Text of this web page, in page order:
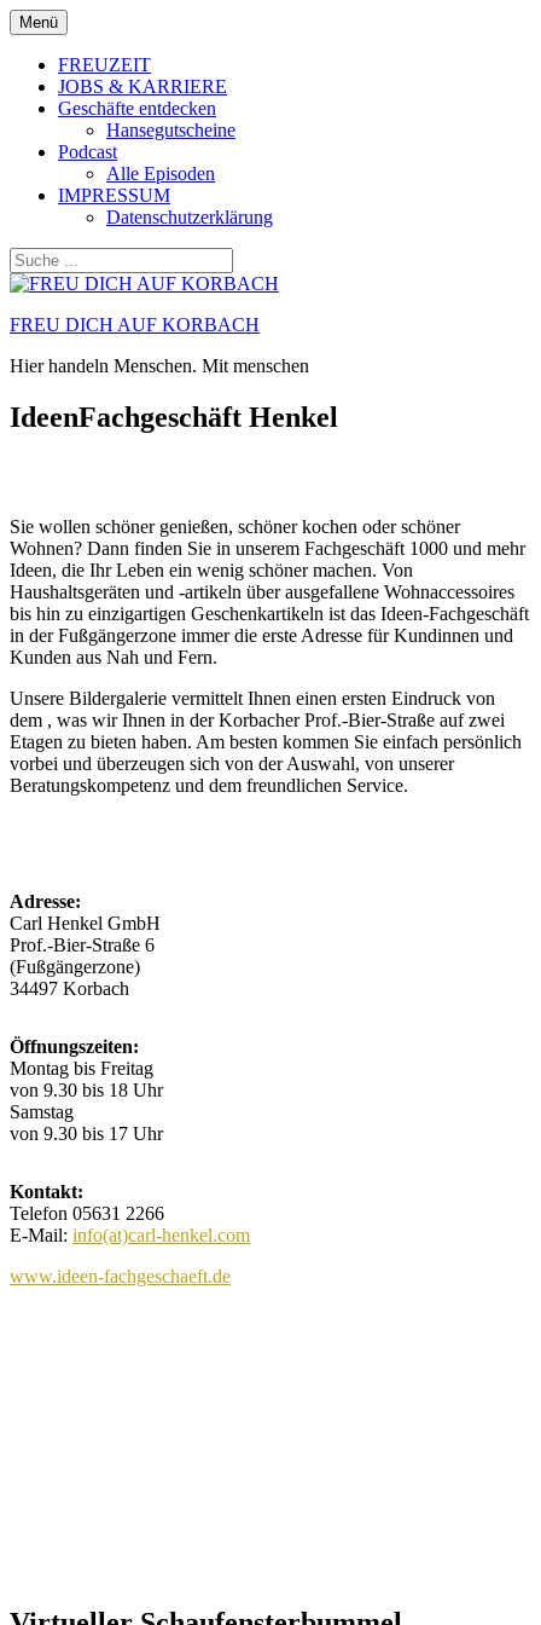
Zum
Inhalt
springen
Menü
FREUZEIT
JOBS & KARRIERE
Geschäfte entdecken
Hansegutscheine
Podcast
Alle Episoden
IMPRESSUM
Datenschutzerklärung
FREU DICH AUF KORBACH
Hier handeln Menschen. Mit menschen
IdeenFachgeschäft Henkel
Sie wollen schöner genießen, schöner kochen oder schöner
Wohnen? Dann finden Sie in unserem Fachgeschäft 1000 und mehr
Ideen, die Ihr Leben ein wenig schöner machen. Von
Haushaltsgeräten und -artikeln über ausgefallene Wohnaccessoires
bis hin zu einzigartigen Geschenkartikeln ist das Ideen-Fachgeschäft
in der Fußgängerzone immer die erste Adresse für Kundinnen und
Kunden aus Nah und Fern.
Unsere Bildergalerie vermittelt Ihnen einen ersten Eindruck von
dem , was wir Ihnen in der Korbacher Prof.-Bier-Straße auf zwei
Etagen zu bieten haben. Am besten kommen Sie einfach persönlich
vorbei und überzeugen sich von der Auswahl, von unserer
Beratungskompetenz und dem freundlichen Service.
Adresse:
Carl Henkel GmbH
Prof.-Bier-Straße 6
(Fußgängerzone)
34497 Korbach
Öffnungszeiten:
Montag bis Freitag
von 9.30 bis 18 Uhr
Samstag
von 9.30 bis 17 Uhr
Kontakt:
Telefon 05631 2266
E-Mail: info(at)carl-henkel.com
www.ideen-fachgeschaeft.de